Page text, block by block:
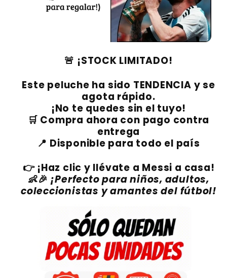
🚨 ¡STOCK LIMITADO!
Este peluche ha sido TENDENCIA y se
agota rápido.
¡No te quedes sin el tuyo!
🛒 Compra ahora con pago contra
entrega
📍 Disponible para todo el país
👉 ¡Haz clic y llévate a Messi a casa!
👶🎉 ¡Perfecto para niños, adultos,
coleccionistas y amantes del fútbol!